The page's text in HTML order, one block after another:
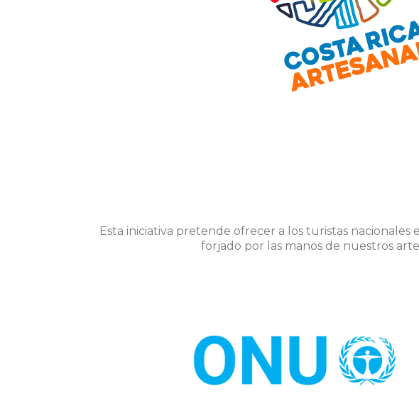
Esta iniciativa pretende ofrecer a los turistas
forjado por las manos de nuestros